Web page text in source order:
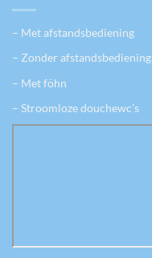
– Met afstandsbediening
– Zonder afstandsbediening
– Met föhn
– Stroomloze douchewc’s